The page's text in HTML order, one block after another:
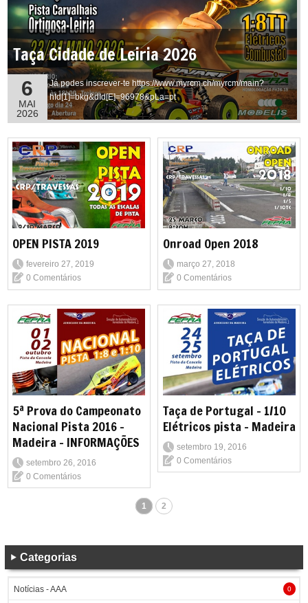
6
MAI
2026
Taça Cidade de Leiria 2026
Já podes inscrever-te https://www.myrcm.ch/myrcm/main?
hId[1]=bkg&dId[E]=96978&pLa=pt
OPEN PISTA 2019
fevereiro 27, 2019
0 Comentários
Onroad Open 2018
março 27, 2018
0 Comentários
5ª Prova do Campeonato
Nacional Pista 2016 -
Madeira - INFORMAÇÕES
setembro 26, 2016
0 Comentários
Taça de Portugal - 1/10
Elétricos pista - Madeira
setembro 19, 2016
0 Comentários
1 2
Categorias
Notícias - AAA 0